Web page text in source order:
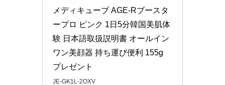
メディキューブ AGE-Rブースタ
ープロ ピンク 1日5分韓国美肌体
験 日本語取扱説明書 オールイン
ワン美顔器 持ち運び便利 155g
プレゼント
JE-GK1L-2OXV